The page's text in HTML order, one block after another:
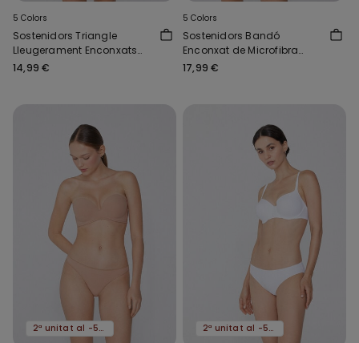
5 Colors
Sostenidors Triangle
Lleugerament Enconxats
Cotó Ecològic London
14,99 €
5 Colors
Sostenidors Bandó
Enconxat de Microfibra
Reciclada New York
17,99 €
2ª unitat al -50% 2ª unitat al -50%